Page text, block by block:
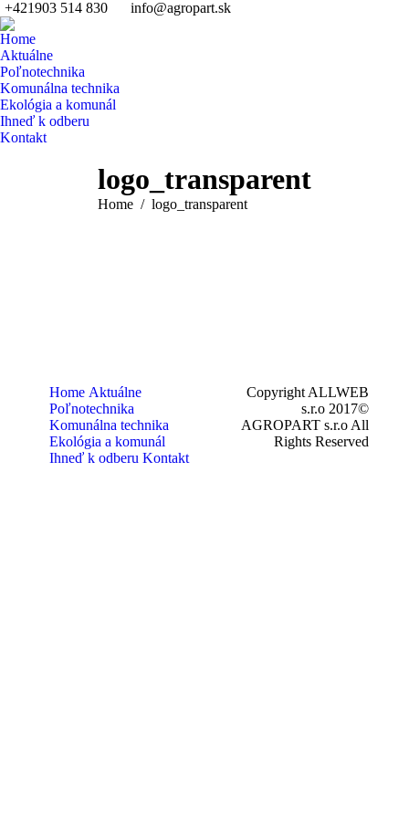
+421903 514 830
info@agropart.sk
Home
Aktuálne
Poľnotechnika
Komunálna technika
Ekológia a komunál
Ihneď k odberu
Kontakt
logo_transparent
You are here:
Home logo_transparent
Home Aktuálne
Poľnotechnika
Komunálna technika
Ekológia a komunál
Ihneď k odberu Kontakt
Copyright ALLWEB
s.r.o 2017©
AGROPART s.r.o All
Rights Reserved